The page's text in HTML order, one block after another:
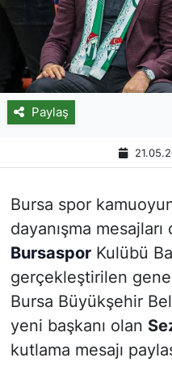
Paylaş
Bursa spor
dayanışma
BursasporKulübü
gerçekleştirilen
Bursa Büyükşehir
yeni başkanı olan
kutlama mesajı